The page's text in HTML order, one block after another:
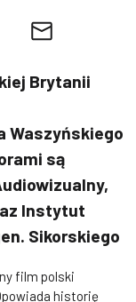
Brytanii
Waszyńskiego
są
Instytut
Sikorskiego
film polski
historię